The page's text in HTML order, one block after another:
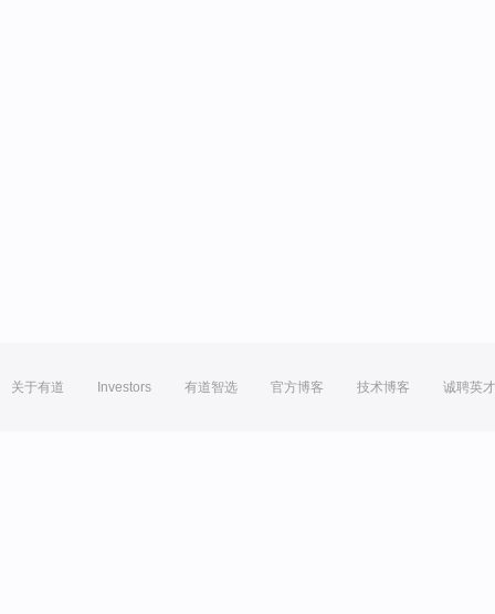
关于有道 Investors 有道智选 官方博客 技术博客 诚聘英才